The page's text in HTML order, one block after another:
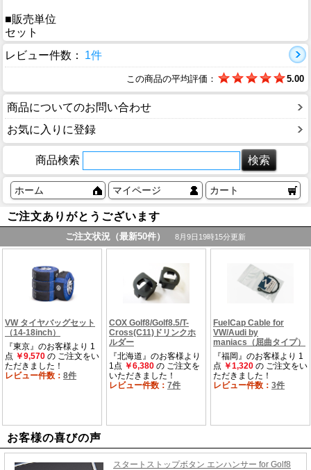
■販売単位
セット
レビュー件数：
1件
この商品の平均評価： 5.00
商品についてのお問い合わせ
お気に入りに登録
商品検索
ホーム マイページ カート
ご注文ありがとうございます
お客様の喜びの声